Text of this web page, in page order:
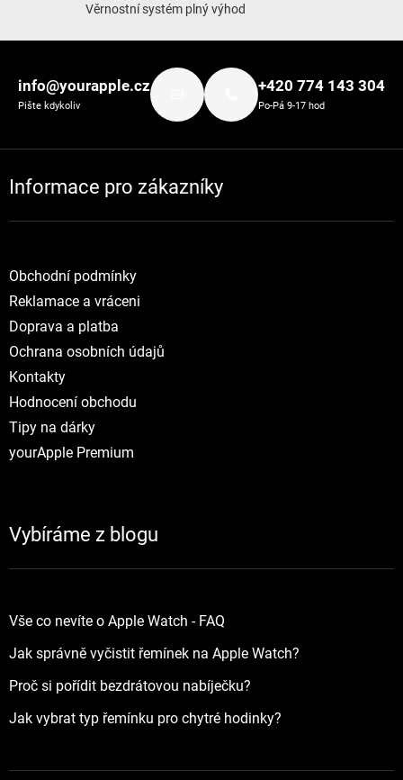
Věrnostní systém plný výhod
info@yourapple.cz
Pište kdykoliv
+420 774 143 304
Po-Pá 9-17 hod
Informace pro zákazníky
Obchodní podmínky
Reklamace a vráceni
Doprava a platba
Ochrana osobních údajů
Kontakty
Hodnocení obchodu
Tipy na dárky
yourApple Premium
Vybíráme z blogu
Vše co nevíte o Apple Watch - FAQ
Jak správně vyčistit řemínek na Apple Watch?
Proč si pořídit bezdrátovou nabíječku?
Jak vybrat typ řemínku pro chytré hodinky?